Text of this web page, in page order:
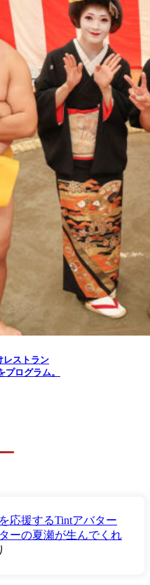
レストラン
プログラム。
応援するTintアバター
ーの夏瀬が生んでくれ